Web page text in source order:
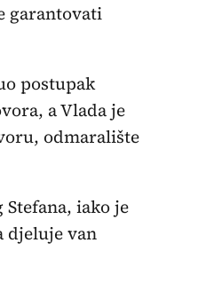
garantovati
postupak
a Vlada je
odmaralište
iako je
djeluje van